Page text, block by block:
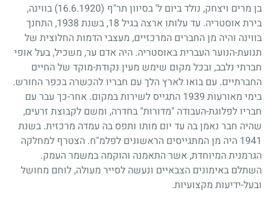
בן מרים ויצחק, נולד ביום ל' בסיוון תר"ף (16.6.1920)
בווינה,
בירת אוסטריה. עד עלותו ארצה בגיל 18, בשנת 1938, התחנך
בווינה והיה מן החברים המרכזיים, מעצבי הדמות החלוצית של
תנועת-הנוער העברית באוסטריה. היה אדם ער, משכיל, בעל אופי
חברתי נלבב, ובכל מקום שימש מעין נקודת-מוקד של החיים
החברתיים. עם בואו לארץ הלך עם חבריו להכשרה בכפר החורש.
בימי מאורעות 1939 התגייס לשירות במקום. אחר-כך עבר עם
חבריו לפלוגת-העבודה "מדורות" בחדרה, ומשם לקבוצת זרעים,
שהיה חבר נאמן בה עד יום מותו ותפס בה עמדה מרכזית. בשנת
1941 היה מן המתגייסים הראשונים לפלמ"ח. הצטרף למחלקה
הגרמנית המיוחדת, אשר התאמנה והוקמה במשמר העמק.
השתלם באימונים הצבאיים ונעשה לסייר מעולה, לוחם מחושל
ובעל-ידיעות מקצועיות.